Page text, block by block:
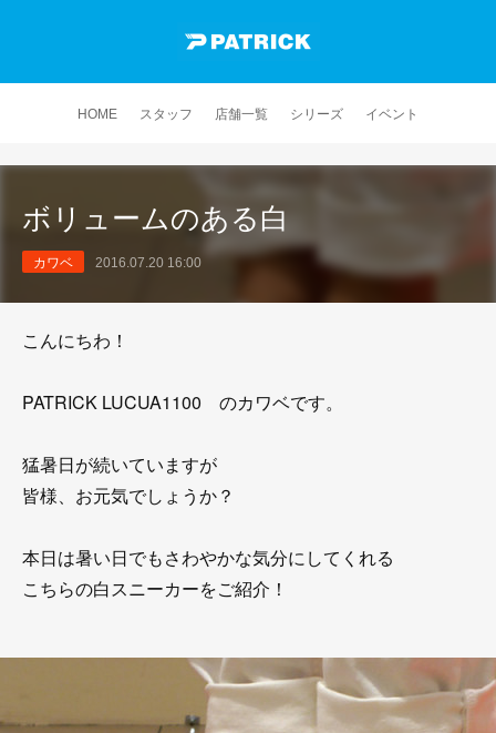
HOME スタッフ 店舗一覧 シリーズ イベント
ボリュームのある白
カワベ 2016.07.20 16:00
こんにちわ！
PATRICK LUCUA1100 のカワベです。
猛暑日が続いていますが
皆様、お元気でしょうか？
本日は暑い日でもさわやかな気分にしてくれる
こちらの白スニーカーをご紹介！